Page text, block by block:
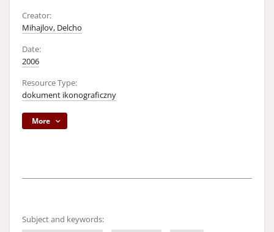
Creator:
Mihajlov, Delcho
Date:
2006
Resource Type:
dokument ikonograficzny
More
Subject and keywords: